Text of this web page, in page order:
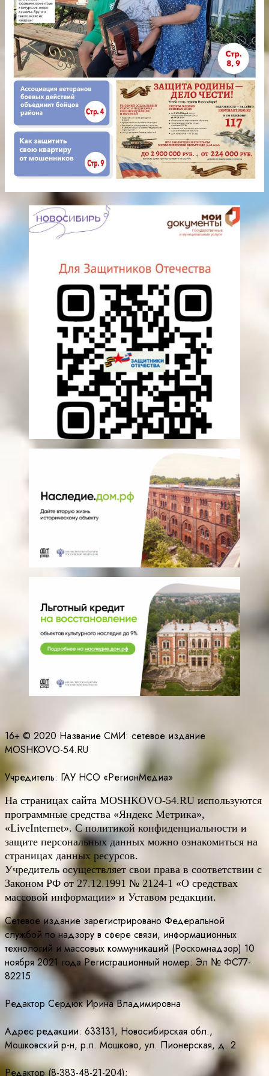
16+ © 2020 Название СМИ: cетевое издание
MOSHKOVO-54.RU
Учредитель: ГАУ НСО «РегионМедиа»
На страницах сайта MOSHKOVO-54.RU используются
программные средства «Яндекс Метрика»,
«LiveInternet». С политикой конфиденциальности и
защите персональных данных можно ознакомиться на
страницах данных ресурсов.
Учредитель осуществляет свои права в соответствии с
Законом РФ от 27.12.1991 № 2124-1 «О средствах
массовой информации» и Уставом редакции.
Сетевое издание зарегистрировано Федеральной
службой по надзору в сфере связи, информационных
технологий и массовых коммуникаций (Роскомнадзор) 10
ноября 2021 года Регистрационный номер: Эл № ФС77-
82215
Редактор Сердюк Ирина Владимировна
Адрес редакции: 633131, Новосибирская обл.,
Мошковский р-н, р.п. Мошково, ул. Пионерская, д. 2
Редактор (8-383-48-21-204);